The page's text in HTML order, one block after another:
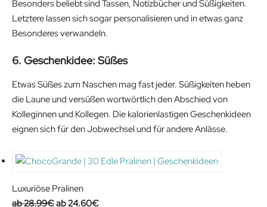
r
i
g
n
p
e
u
r
r
n
p
r
c
i
Besonders beliebt sind Tassen, Notizbücher und Süßigkeiten.
Letztere lassen sich sogar personalisieren und in etwas ganz
Besonderes verwandeln.
6. Geschenkidee: Süßes
Etwas Süßes zum Naschen mag fast jeder. Süßigkeiten heben
die Laune und versüßen wortwörtlich den Abschied von
Kolleginnen und Kollegen. Die kalorienlastigen Geschenkideen
eignen sich für den Jobwechsel und für andere Anlässe.
Luxuriöse Pralinen
28.99€O 24.60€C